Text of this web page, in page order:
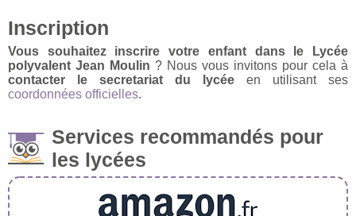
Inscription
Vous souhaitez inscrire votre enfant dans le Lycée
polyvalent Jean Moulin ? Nous vous invitons pour cela à
contacter le secretariat du lycée en utilisant ses
coordonnées officielles.
Services recommandés pour
les lycées